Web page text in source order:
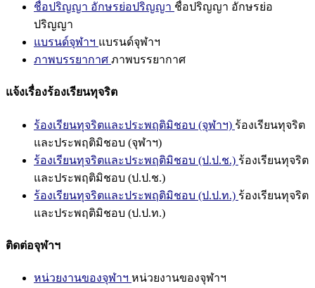
ชื่อปริญญา อักษรย่อปริญญา ชื่อปริญญา อักษรย่อ
ปริญญา
แบรนด์จุฬาฯ แบรนด์จุฬาฯ
ภาพบรรยากาศ ภาพบรรยากาศ
แจ้งเรื่องร้องเรียนทุจริต
ร้องเรียนทุจริตและประพฤติมิชอบ (จุฬาฯ) ร้องเรียนทุจริต
และประพฤติมิชอบ (จุฬาฯ)
ร้องเรียนทุจริตและประพฤติมิชอบ (ป.ป.ช.) ร้องเรียนทุจริต
และประพฤติมิชอบ (ป.ป.ช.)
ร้องเรียนทุจริตและประพฤติมิชอบ (ป.ป.ท.) ร้องเรียนทุจริต
และประพฤติมิชอบ (ป.ป.ท.)
ติดต่อจุฬาฯ
หน่วยงานของจุฬาฯ หน่วยงานของจุฬาฯ